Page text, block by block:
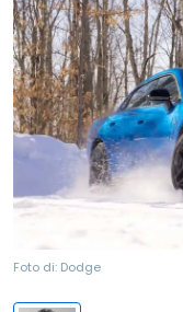
Foto di: Dodge